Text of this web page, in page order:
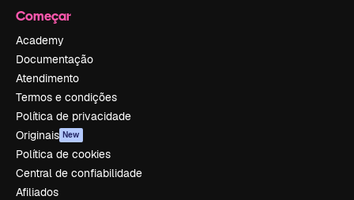
Começar
Academy
Documentação
Atendimento
Termos e condições
Política de privacidade
Originais New
Política de cookies
Central de confiabilidade
Afiliados